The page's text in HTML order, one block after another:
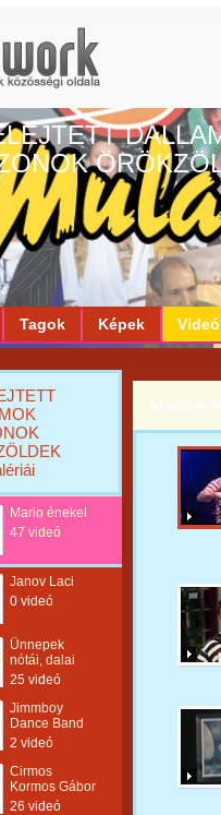
Tagok Képek
Mario énekel
47 videó
Janov Laci
0 videó
Ünnepek
nótái, dalai
25 videó
Jimmboy
Dance Band
2 videó
Cirmos
Kormos Gábor
26 videó
Mario